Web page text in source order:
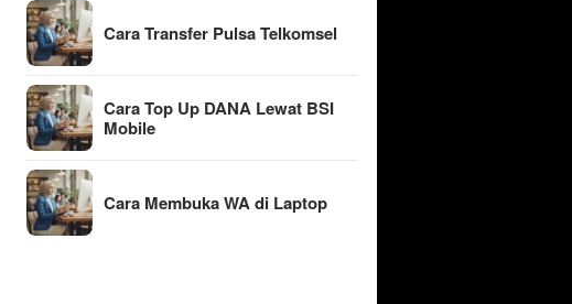
Cara Transfer Pulsa Telkomsel
Cara Top Up DANA Lewat BSI
Mobile
Cara Membuka WA di Laptop